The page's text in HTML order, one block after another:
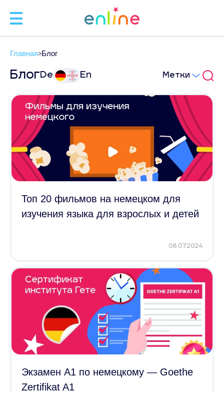
🧑
Главная Блог
БлогDe En Метки
Топ 20 фильмов на немецком для
изучения языка для взрослых и детей
08.07.2024
Экзамен А1 по немецкому — Goethe
Zertifikat A1